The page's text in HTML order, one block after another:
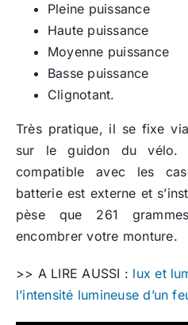
Pleine puissance
Haute puissance
Moyenne puissance
Basse puissance
Clignotant.
Très pratique, il se fixe
sur le guidon du vélo.
compatible avec les
batterie est externe et
pèse que 261
encombrer votre monture.
>> A LIRE AUSSI : lux et
l’intensité lumineuse d’un